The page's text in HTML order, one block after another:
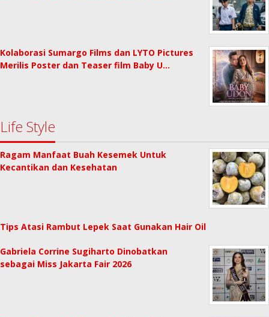
Kolaborasi Sumargo Films dan LYTO Pictures
Merilis Poster dan Teaser film Baby U…
Life Style
Ragam Manfaat Buah Kesemek Untuk
Kecantikan dan Kesehatan
Tips Atasi Rambut Lepek Saat Gunakan Hair Oil
Gabriela Corrine Sugiharto Dinobatkan
sebagai Miss Jakarta Fair 2026